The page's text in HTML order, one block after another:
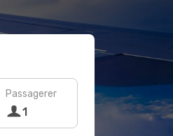
Passagerer
1